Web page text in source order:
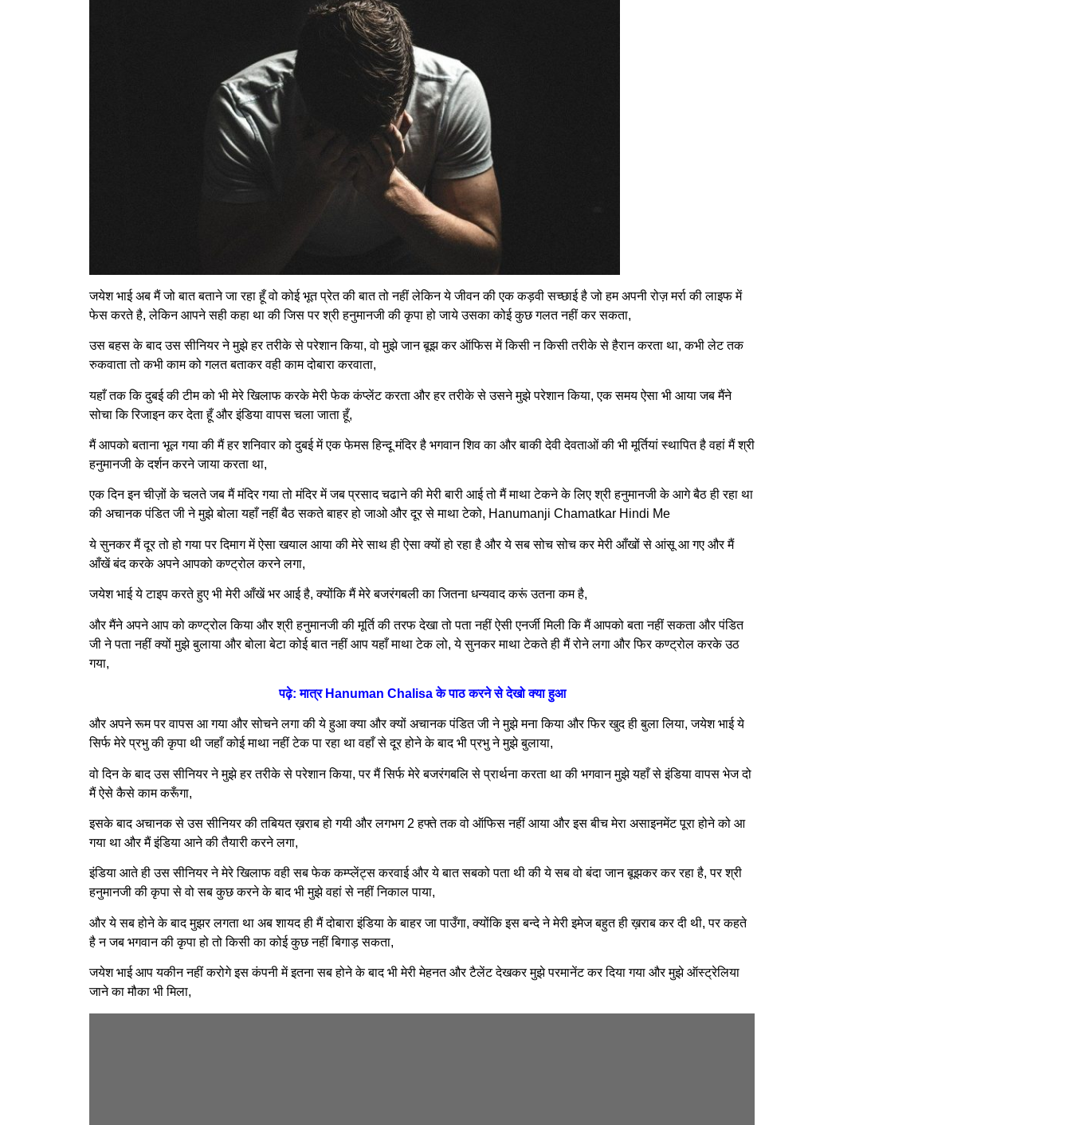
जयेश भाई अब मैं जो बात बताने जा रहा हूँ वो कोई भूत प्रेत की बात तो नहीं लेकिन ये जीवन की एक कड़वी सच्छाई है जो हम अपनी रोज़ मर्रा की लाइफ में
फेस करते है, लेकिन आपने सही कहा था की जिस पर श्री हनुमानजी की कृपा हो जाये उसका कोई कुछ गलत नहीं कर सकता,
उस बहस के बाद उस सीनियर ने मुझे हर तरीके से परेशान किया, वो मुझे जान बूझ कर ऑफिस में किसी न किसी तरीके से हैरान करता था, कभी लेट तक
रुकवाता तो कभी काम को गलत बताकर वही काम दोबारा करवाता,
यहाँ तक कि दुबई की टीम को भी मेरे खिलाफ करके मेरी फेक कंप्लेंट करता और हर तरीके से उसने मुझे परेशान किया, एक समय ऐसा भी आया जब मैंने
सोचा कि रिजाइन कर देता हूँ और इंडिया वापस चला जाता हूँ,
मैं आपको बताना भूल गया की मैं हर शनिवार को दुबई में एक फेमस हिन्दू मंदिर है भगवान शिव का और बाकी देवी देवताओं की भी मूर्तियां स्थापित है वहां मैं श्री
हनुमानजी के दर्शन करने जाया करता था,
एक दिन इन चीज़ों के चलते जब मैं मंदिर गया तो मंदिर में जब प्रसाद चढाने की मेरी बारी आई तो मैं माथा टेकने के लिए श्री हनुमानजी के आगे बैठ ही रहा था
की अचानक पंडित जी ने मुझे बोला यहाँ नहीं बैठ सकते बाहर हो जाओ और दूर से माथा टेको, Hanumanji Chamatkar Hindi Me
ये सुनकर मैं दूर तो हो गया पर दिमाग में ऐसा खयाल आया की मेरे साथ ही ऐसा क्यों हो रहा है और ये सब सोच सोच कर मेरी आँखों से आंसू आ गए और मैं
आँखें बंद करके अपने आपको कण्ट्रोल करने लगा,
जयेश भाई ये टाइप करते हुए भी मेरी आँखें भर आई है, क्योंकि मैं मेरे बजरंगबली का जितना धन्यवाद करूं उतना कम है,
और मैंने अपने आप को कण्ट्रोल किया और श्री हनुमानजी की मूर्ति की तरफ देखा तो पता नहीं ऐसी एनर्जी मिली कि मैं आपको बता नहीं सकता और पंडित
जी ने पता नहीं क्यों मुझे बुलाया और बोला बेटा कोई बात नहीं आप यहाँ माथा टेक लो, ये सुनकर माथा टेकते ही मैं रोने लगा और फिर कण्ट्रोल करके उठ
गया,
पढ़े: मात्र Hanuman Chalisa के पाठ करने से देखो क्या हुआ
और अपने रूम पर वापस आ गया और सोचने लगा की ये हुआ क्या और क्यों अचानक पंडित जी ने मुझे मना किया और फिर खुद ही बुला लिया, जयेश भाई ये
सिर्फ मेरे प्रभु की कृपा थी जहाँ कोई माथा नहीं टेक पा रहा था वहाँ से दूर होने के बाद भी प्रभु ने मुझे बुलाया,
वो दिन के बाद उस सीनियर ने मुझे हर तरीके से परेशान किया, पर मैं सिर्फ मेरे बजरंगबलि से प्रार्थना करता था की भगवान मुझे यहाँ से इंडिया वापस भेज दो
मैं ऐसे कैसे काम करूँगा,
इसके बाद अचानक से उस सीनियर की तबियत ख़राब हो गयी और लगभग 2 हफ्ते तक वो ऑफिस नहीं आया और इस बीच मेरा असाइनमेंट पूरा होने को आ
गया था और मैं इंडिया आने की तैयारी करने लगा,
इंडिया आते ही उस सीनियर ने मेरे खिलाफ वही सब फेक कम्प्लेंट्स करवाई और ये बात सबको पता थी की ये सब वो बंदा जान बूझकर कर रहा है, पर श्री
हनुमानजी की कृपा से वो सब कुछ करने के बाद भी मुझे वहां से नहीं निकाल पाया,
और ये सब होने के बाद मुझर लगता था अब शायद ही मैं दोबारा इंडिया के बाहर जा पाउँगा, क्योंकि इस बन्दे ने मेरी इमेज बहुत ही ख़राब कर दी थी, पर कहते
है न जब भगवान की कृपा हो तो किसी का कोई कुछ नहीं बिगाड़ सकता,
जयेश भाई आप यकीन नहीं करोगे इस कंपनी में इतना सब होने के बाद भी मेरी मेहनत और टैलेंट देखकर मुझे परमानेंट कर दिया गया और मुझे ऑस्ट्रेलिया
जाने का मौका भी मिला,